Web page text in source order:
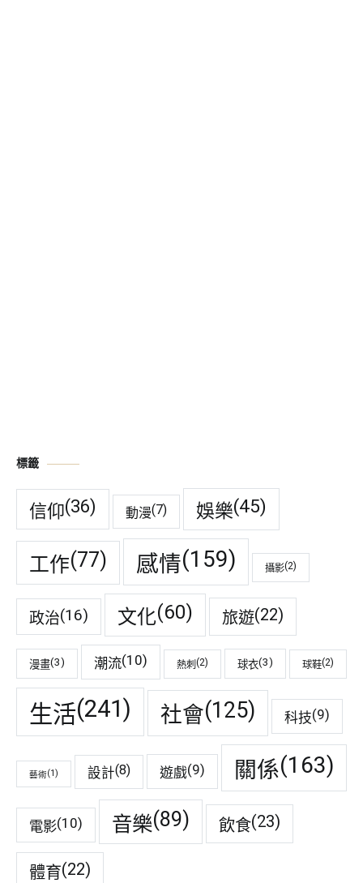
標籤
信仰(36) 動漫(7) 娛樂(45)
工作(77) 感情(159) 攝影(2)
政治(16) 文化(60) 旅遊(22)
漫畫(3) 潮流(10) 熱刺 (2) 球衣(3) 球鞋(2)
生活(241) 社會(125) 科技(9)
藝術(1) 設計(8) 遊戲(9) 關係(163)
電影(10) 音樂(89) 飲食(23)
體育(22)